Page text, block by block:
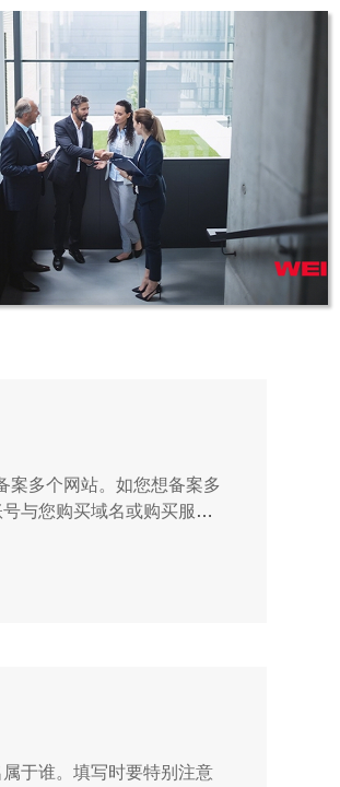
路项目|丝路药谷品牌设计
VI设计
牌VIS升级·外贸独立站建设
案多个网站。如您想备案多
与您购买域名或购买服务
于谁。填写时要特别注意